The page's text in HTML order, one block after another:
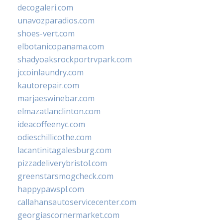
decogaleri.com
unavozparadios.com
shoes-vert.com
elbotanicopanama.com
shadyoaksrockportrvpark.com
jccoinlaundry.com
kautorepair.com
marjaeswinebar.com
elmazatlanclinton.com
ideacoffeenyc.com
odieschillicothe.com
lacantinitagalesburg.com
pizzadeliverybristol.com
greenstarsmogcheck.com
happypawspl.com
callahansautoservicecenter.com
georgiascornermarket.com